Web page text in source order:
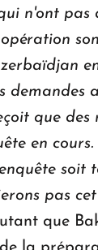
n'ont pas
demandes
que des
en
soit
pas
que